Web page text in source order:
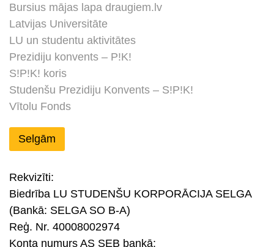
Bursius mājas lapa draugiem.lv
Latvijas Universitāte
LU un studentu aktivitātes
Prezidiju konvents – P!K!
S!P!K! koris
Studenšu Prezidiju Konvents – S!P!K!
Vītolu Fonds
Selgām
Rekvizīti:
Biedrība LU STUDENŠU KORPORĀCIJA SELGA
(Bankā: SELGA SO B-A)
Reģ. Nr. 40008002974
Konta numurs AS SEB bankā: